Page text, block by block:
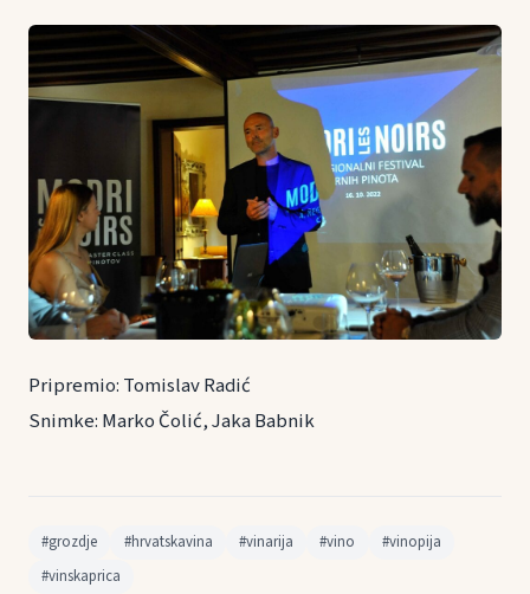
Pripremio: Tomislav Radić
Snimke: Marko Čolić, Jaka Babnik
#grozdje #hrvatskavina #vinarija #vino
#vinopija
#vinskaprica